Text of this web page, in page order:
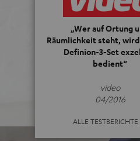
„Wer auf Ortung
Räumlichkeit steht,
Definion-3-Set
bedient“
video
04/2016
ALLE TESTBERICHTE